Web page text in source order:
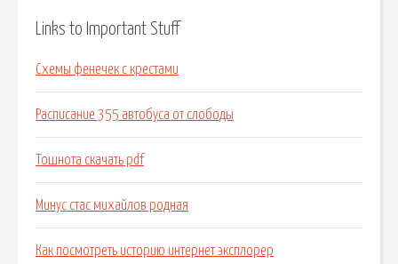
Links to Important Stuff
Схемы фенечек с крестами
Расписание 355 автобуса от слободы
Тошнота скачать pdf
Минус стас михайлов родная
Как посмотреть историю интернет эксплорер